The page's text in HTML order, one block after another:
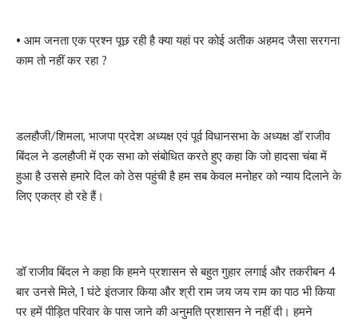
• आम जनता एक प्रश्न पूछ रही है क्या यहां पर कोई अतीक अहमद जैसा सरगना
काम तो नहीं कर रहा ?
डलहौजी/शिमला, भाजपा प्रदेश अध्यक्ष एवं पूर्व विधानसभा के अध्यक्ष डॉ राजीव
बिंदल ने डलहौजी में एक सभा को संबोधित करते हुए कहा कि जो हादसा चंबा में
हुआ है उससे हमारे दिल को ठेस पहुंची है हम सब केवल मनोहर को न्याय दिलाने के
लिए एकत्र हो रहे हैं।
डॉ राजीव बिंदल ने कहा कि हमने प्रशासन से बहुत गुहार लगाई और तकरीबन 4
बार उनसे मिले, 1 घंटे इंतजार किया और श्री राम जय जय राम का पाठ भी किया
पर हमें पीड़ित परिवार के पास जाने की अनुमति प्रशासन ने नहीं दी। हमने